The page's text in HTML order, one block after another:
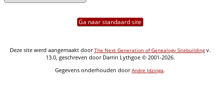
Ga naar standaard site
Deze site werd aangemaakt doorThe Next Generation of Genealogy Sitebuildingv.
13.0, geschreven door Darrin Lythgoe © 2001-2026.
Gegevens onderhouden doorAndre Idzinga.